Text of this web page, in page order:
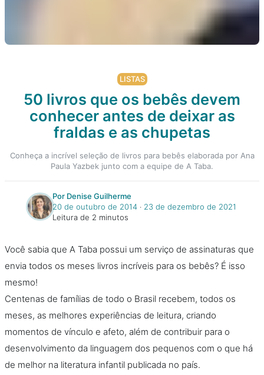
LISTAS
50 livros que os bebês devem
conhecer antes de deixar as
fraldas e as chupetas
Conheça a incrível seleção de livros para bebês elaborada por Ana
Paula Yazbek junto com a equipe de A Taba.
Por Denise Guilherme
20 de outubro de 2014 ‧ 23 de dezembro de 2021
Leitura de 2 minutos
Você sabia que A Taba possui um serviço de assinaturas que
envia todos os meses livros incríveis para os bebês? É isso
mesmo!
Centenas de famílias de todo o Brasil recebem, todos os
meses, as melhores experiências de leitura, criando
momentos de vínculo e afeto, além de contribuir para o
desenvolvimento da linguagem dos pequenos com o que há
de melhor na literatura infantil publicada no país.